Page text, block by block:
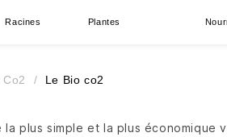
Racines Plantes
Le Bio co2
plus simple et la plus